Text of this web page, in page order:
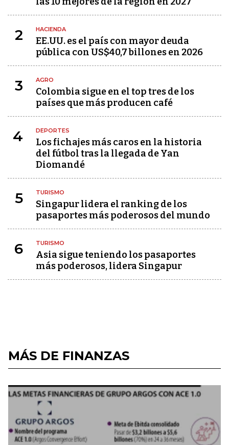
2 HACIENDA
EE.UU. es el país con mayor deuda
pública con US$40,7 billones en 2026
3 AGRO
Colombia sigue en el top tres de los
países que más producen café
4 DEPORTES
Los fichajes más caros en la historia
del fútbol tras la llegada de Yan
Diomandé
5 TURISMO
Singapur lidera el ranking de los
pasaportes más poderosos del mundo
6 TURISMO
Asia sigue teniendo los pasaportes
más poderosos, lidera Singapur
MÁS DE FINANZAS